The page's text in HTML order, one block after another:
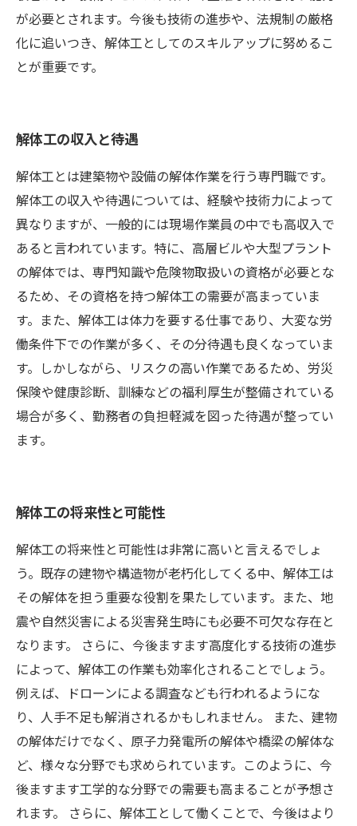
が必要とされます。今後も技術の進歩や、法規制の厳格
化に追いつき、解体工としてのスキルアップに努めるこ
とが重要です。
解体工の収入と待遇
解体工とは建築物や設備の解体作業を行う専門職です。
解体工の収入や待遇については、経験や技術力によって
異なりますが、一般的には現場作業員の中でも高収入で
あると言われています。特に、高層ビルや大型プラント
の解体では、専門知識や危険物取扱いの資格が必要とな
るため、その資格を持つ解体工の需要が高まっていま
す。また、解体工は体力を要する仕事であり、大変な労
働条件下での作業が多く、その分待遇も良くなっていま
す。しかしながら、リスクの高い作業であるため、労災
保険や健康診断、訓練などの福利厚生が整備されている
場合が多く、勤務者の負担軽減を図った待遇が整ってい
ます。
解体工の将来性と可能性
解体工の将来性と可能性は非常に高いと言えるでしょ
う。既存の建物や構造物が老朽化してくる中、解体工は
その解体を担う重要な役割を果たしています。また、地
震や自然災害による災害発生時にも必要不可欠な存在と
なります。 さらに、今後ますます高度化する技術の進歩
によって、解体工の作業も効率化されることでしょう。
例えば、ドローンによる調査なども行われるようにな
り、人手不足も解消されるかもしれません。 また、建物
の解体だけでなく、原子力発電所の解体や橋梁の解体な
ど、様々な分野でも求められています。このように、今
後ますます工学的な分野での需要も高まることが予想さ
れます。 さらに、解体工として働くことで、今後はより